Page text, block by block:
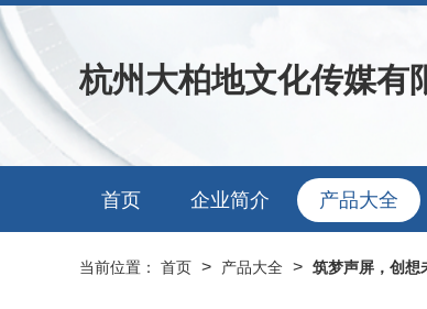
杭州大柏地文化传媒有
首页 企业简介 产品大全
当前位置： 首页 > 产品大全 > 筑梦声屏，创想